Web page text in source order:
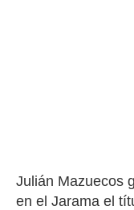
Julián Mazuecos
en el Jarama el